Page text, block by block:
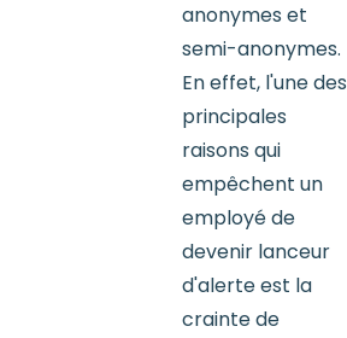
anonymes et
semi-anonymes.
En effet, l'une des
principales
raisons qui
empêchent un
employé de
devenir lanceur
d'alerte est la
crainte de